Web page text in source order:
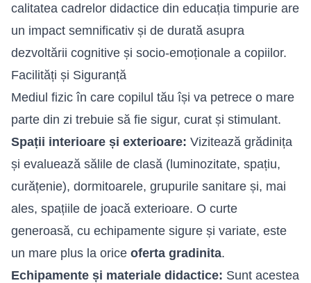
calitatea cadrelor didactice din educația timpurie are
un impact semnificativ și de durată asupra
dezvoltării cognitive și socio-emoționale a copiilor.
Facilități și Siguranță
Mediul fizic în care copilul tău își va petrece o mare
parte din zi trebuie să fie sigur, curat și stimulant.
Spații interioare și exterioare: Vizitează grădinița
și evaluează sălile de clasă (luminozitate, spațiu,
curățenie), dormitoarele, grupurile sanitare și, mai
ales, spațiile de joacă exterioare. O curte
generoasă, cu echipamente sigure și variate, este
un mare plus la orice oferta gradinita.
Echipamente și materiale didactice: Sunt acestea